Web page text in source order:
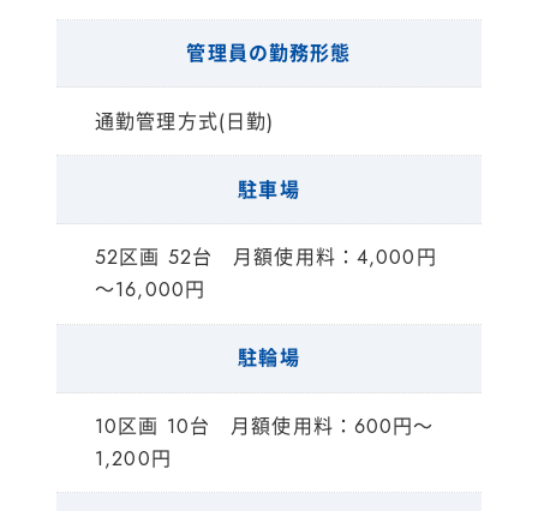
管理員の勤務形態
通勤管理方式(日勤)
駐車場
52区画 52台 月額使用料：4,000円
～16,000円
駐輪場
10区画 10台 月額使用料：600円～
1,200円